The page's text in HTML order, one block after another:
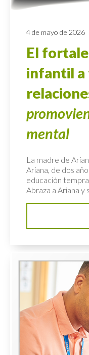
4 de mayo de 2026
El
infantil a
mental
La madre de
Ariana, de dos
educación
Abraza a Ariana y